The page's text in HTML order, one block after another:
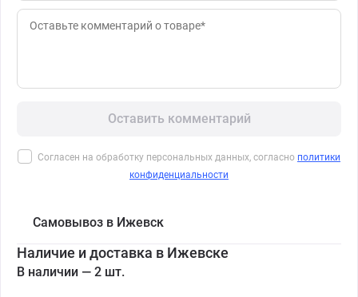
Оставить комментарий
Согласен на обработку персональных данных, согласно политики
конфиденциальности
Самовывоз в Ижевск
Наличие и доставка в Ижевске
В наличии — 2 шт.